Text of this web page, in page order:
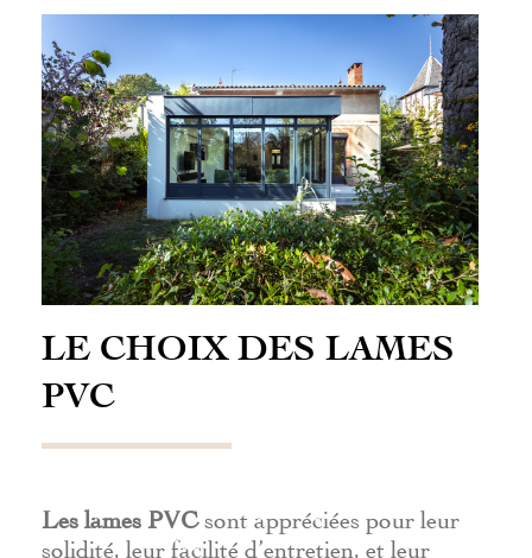
LE CHOIX DES LAMES
PVC
Les lames PVC sont appréciées pour leur
solidité, leur facilité d’entretien, et leur